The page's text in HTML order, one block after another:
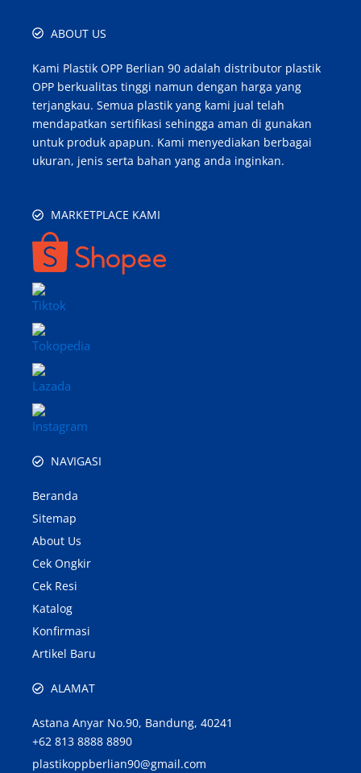
ABOUT US
Kami Plastik OPP Berlian 90 adalah distributor plastik
OPP berkualitas tinggi namun dengan harga yang
terjangkau. Semua plastik yang kami jual telah
mendapatkan sertifikasi sehingga aman di gunakan
untuk produk apapun. Kami menyediakan berbagai
ukuran, jenis serta bahan yang anda inginkan.
MARKETPLACE KAMI
NAVIGASI
Beranda
Sitemap
About Us
Cek Ongkir
Cek Resi
Katalog
Konfirmasi
Artikel Baru
ALAMAT
Astana Anyar No.90, Bandung, 40241
+62 813 8888 8890
plastikoppberlian90@gmail.com